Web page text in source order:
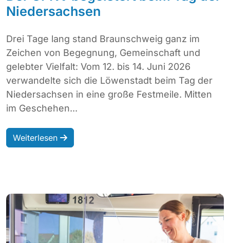
Niedersachsen
Drei Tage lang stand Braunschweig ganz im
Zeichen von Begegnung, Gemeinschaft und
gelebter Vielfalt: Vom 12. bis 14. Juni 2026
verwandelte sich die Löwenstadt beim Tag der
Niedersachsen in eine große Festmeile. Mitten
im Geschehen...
Weiterlesen